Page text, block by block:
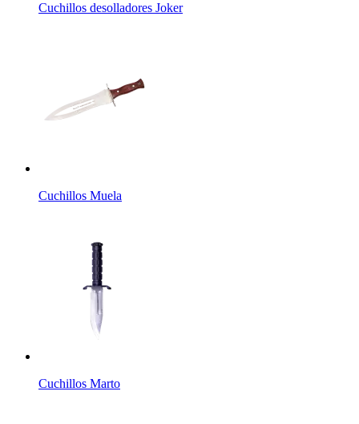
Cuchillos desolladores Joker
Cuchillos Muela
Cuchillos Marto